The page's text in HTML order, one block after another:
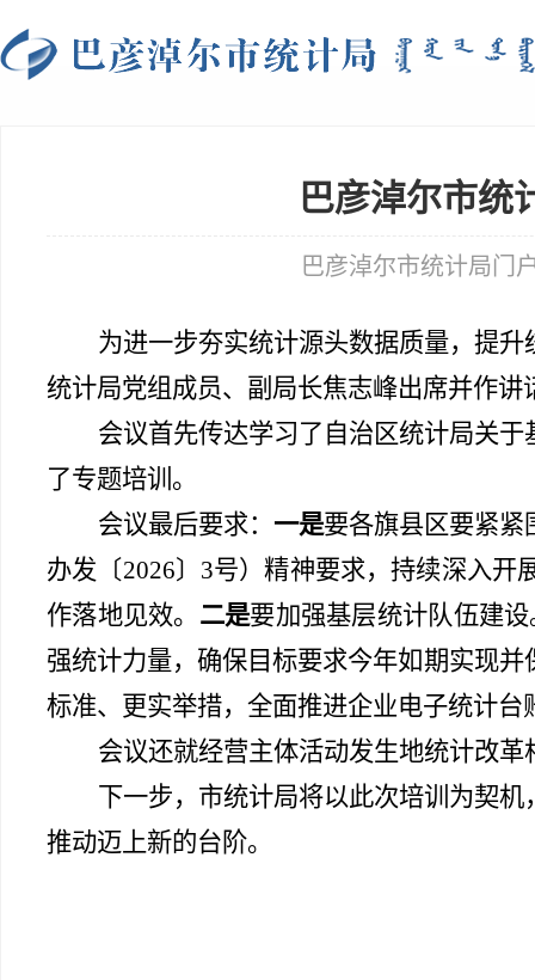
巴彦淖尔市统
巴彦淖尔市统计局门
为进一步夯实统计源头数据质量，提升
统计局党组成员、副局长焦志峰出席并作
会议首先传达学习了自治区统计局关
了专题培训。
会议最后要求： 一是要各旗县区要紧紧
办发〔2026〕3号）精神要求，持续深入开
作落地见效。 二是要加强基层统计队伍建设
强统计力量，确保目标要求今年如期实现并
标准、更实举措，全面推进企业电子统计台
会议还就经营主体活动发生地统计改
下一步，市统计局将以此次培训为契
推动迈上新的台阶。